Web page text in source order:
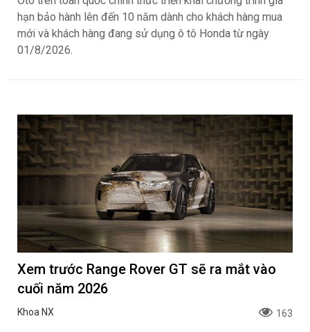
hạn bảo hành lên đến 10 năm dành cho khách hàng mua
mới và khách hàng đang sử dụng ô tô Honda từ ngày
01/8/2026.
Xem trước Range Rover GT sẽ ra mắt vào
cuối năm 2026
Khoa NX 163